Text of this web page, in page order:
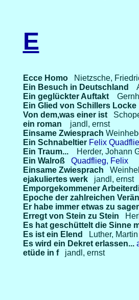
E
Ecce Homo
Nietzsche,
Ein Besuch in Deutschland
Ein geglückter Auftakt
Ein Glied von Schillers Locke
Von dem,was einer ist
ein roman
jandl, ernst
Einsame Zwiesprach
Ein SchnabeltierFelix
Ein Traum...
Herder, Johann
Ein Walroß
Quadflieg, Felix
Einsame Zwiesprach
ejakuliertes werk
jandl, ernst
Emporgekommener
Epoche der zahlreichen
Er habe immer etwas zu
Erregt von Stein zu Stein
Es hat geschüttelt die Sinne
Es ist ein Elend
Luther, Martin
Es wird ein Dekret erlassen...
etüde in f
jandl, ernst